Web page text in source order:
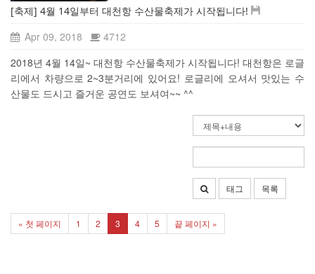
[축제] 4월 14일부터 대천항 수산물축제가 시작됩니다!
Apr 09, 2018
4712
2018년 4월 14일~ 대천항 수산물축제가 시작됩니다! 대천항은 로글
리에서 차량으로 2~3분거리에 있어요! 로글리에 오셔서 맛있는 수
산물도 드시고 즐거운 공연도 보셔여~~ ^^
태그 목록
« 첫 페이지 1 2 3 4 5 끝 페이지 »